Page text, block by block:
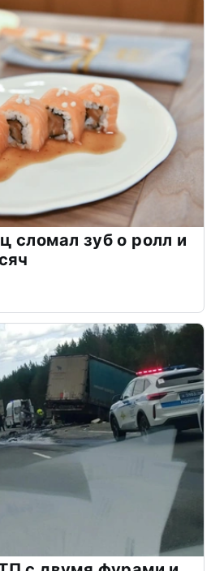
сломал зуб о ролл и